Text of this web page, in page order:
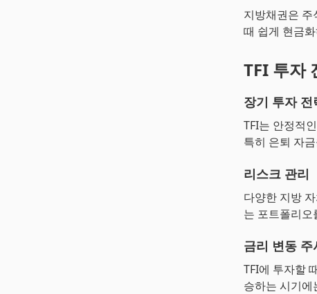
지방채권은
때 쉽게 현금
TFI 투자
장기 투자 전
TFI는 안정적
특히 은퇴 자
리스크 관리
다양한 지방
는 포트폴리
금리 변동 주
TFI에 투자할
승하는 시기